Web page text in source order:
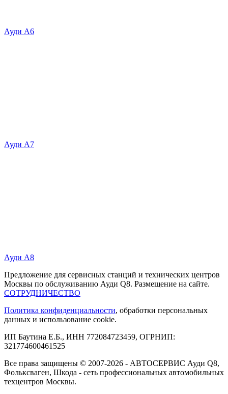
Ауди А6
Ауди А7
Ауди А8
Предложение для сервисных станций и технических центров
Москвы по обслуживанию Ауди Q8. Размещение на сайте.
СОТРУДНИЧЕСТВО
Политика конфиденциальности, обработки персональных
данных и использование cookie.
ИП Баутина Е.Б., ИНН 772084723459, ОГРНИП:
321774600461525
Все права защищены © 2007-2026 - АВТОСЕРВИС Ауди Q8,
Фольксваген, Шкода - сеть профессиональных автомобильных
техцентров Москвы.